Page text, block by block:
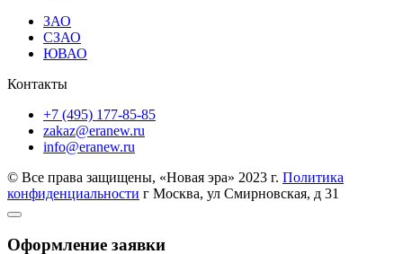
ЗАО
СЗАО
ЮВАО
Контакты
+7 (495) 177-85-85
zakaz@eranew.ru
info@eranew.ru
© Все права защищены, «Новая эра» 2023 г. Политика
конфиденциальности г Москва, ул Смирновская, д 31
Оформление заявки